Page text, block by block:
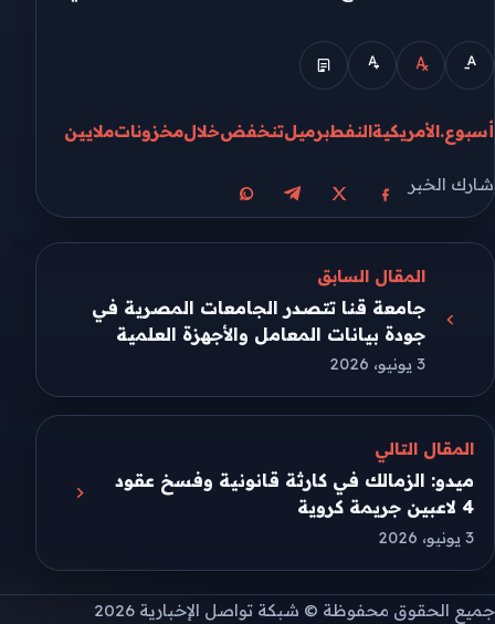
أسبوع.الأمريكيةالنفطبرميلتنخفضخلالمخزوناتملايين
شارك الخبر
مشاركة على فيسبوك
مشاركة على Xمشاركة على تيليجرام
مشاركة على واتساب
المقال السابق
جامعة قنا تتصدر الجامعات المصرية في
جودة بيانات المعامل والأجهزة العلمية
3 يونيو، 2026
المقال التالي
ميدو: الزمالك في كارثة قانونية وفسخ عقود
4 لاعبين جريمة كروية
3 يونيو، 2026
جميع الحقوق محفوظة © شبكة تواصل الإخبارية 2026